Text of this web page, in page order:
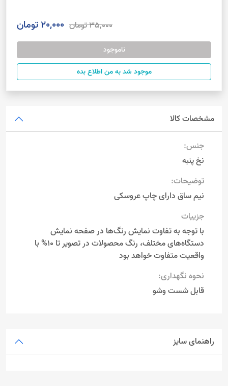
35,000 تومان 20,000 تومان
ناموجود
موجود شد به من اطلاع بده
مشخصات کالا
جنس:
نخ پنبه
توضیحات:
نیم ساق دارای چاپ عروسکی
جزییات
با توجه به تفاوت نمایش رنگ‌ها در صفحه نمایش
دستگاه‌های مختلف، رنگ محصولات در تصویر تا 10% با
واقعیت متفاوت خواهد بود
نحوه نگهداری:
قابل شست وشو
راهنمای سایز